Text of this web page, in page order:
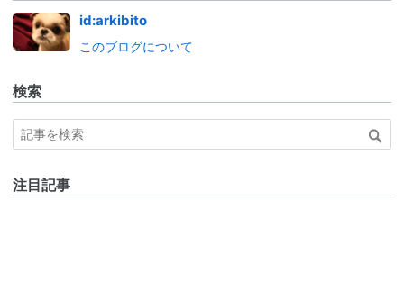
id:arkibito
このブログについて
検索
注目記事